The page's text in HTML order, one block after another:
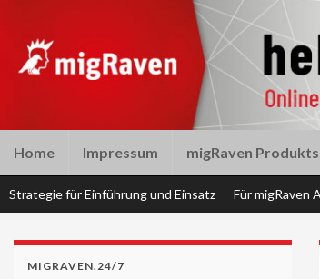
Home Impressum migRaven
Strategie für Einführung und Einsatz Für migRaven
MIGRAVEN.24/7